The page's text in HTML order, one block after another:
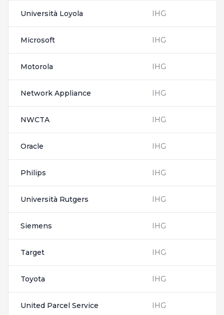
Università Loyola IHG
Microsoft IHG
Motorola IHG
Network Appliance IHG
NWCTA IHG
Oracle IHG
Philips IHG
Università Rutgers IHG
Siemens IHG
Target IHG
Toyota IHG
United Parcel Service IHG